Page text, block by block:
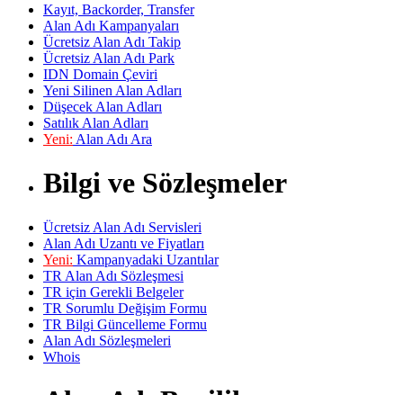
Kayıt, Backorder, Transfer
Alan Adı Kampanyaları
Ücretsiz Alan Adı Takip
Ücretsiz Alan Adı Park
IDN Domain Çeviri
Yeni Silinen Alan Adları
Düşecek Alan Adları
Satılık Alan Adları
Yeni: Alan Adı Ara
Bilgi ve Sözleşmeler
Ücretsiz Alan Adı Servisleri
Alan Adı Uzantı ve Fiyatları
Yeni: Kampanyadaki Uzantılar
TR Alan Adı Sözleşmesi
TR için Gerekli Belgeler
TR Sorumlu Değişim Formu
TR Bilgi Güncelleme Formu
Alan Adı Sözleşmeleri
Whois